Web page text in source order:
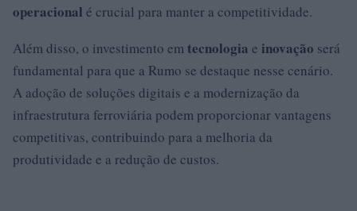
operacional é crucial para manter a competitividade.
Além disso, o investimento emtecnologia e inovação será
fundamental para que a Rumo se destaque nesse cenário.
A adoção de soluções digitais e a modernização da
infraestrutura ferroviária podem proporcionar vantagens
competitivas, contribuindo para a melhoria da
produtividade e a redução de custos.